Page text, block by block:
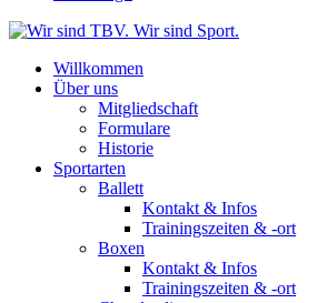
Willkommen
Über uns
Mitgliedschaft
Formulare
Historie
Sportarten
Ballett
Kontakt & Infos
Trainingszeiten & -ort
Boxen
Kontakt & Infos
Trainingszeiten & -ort